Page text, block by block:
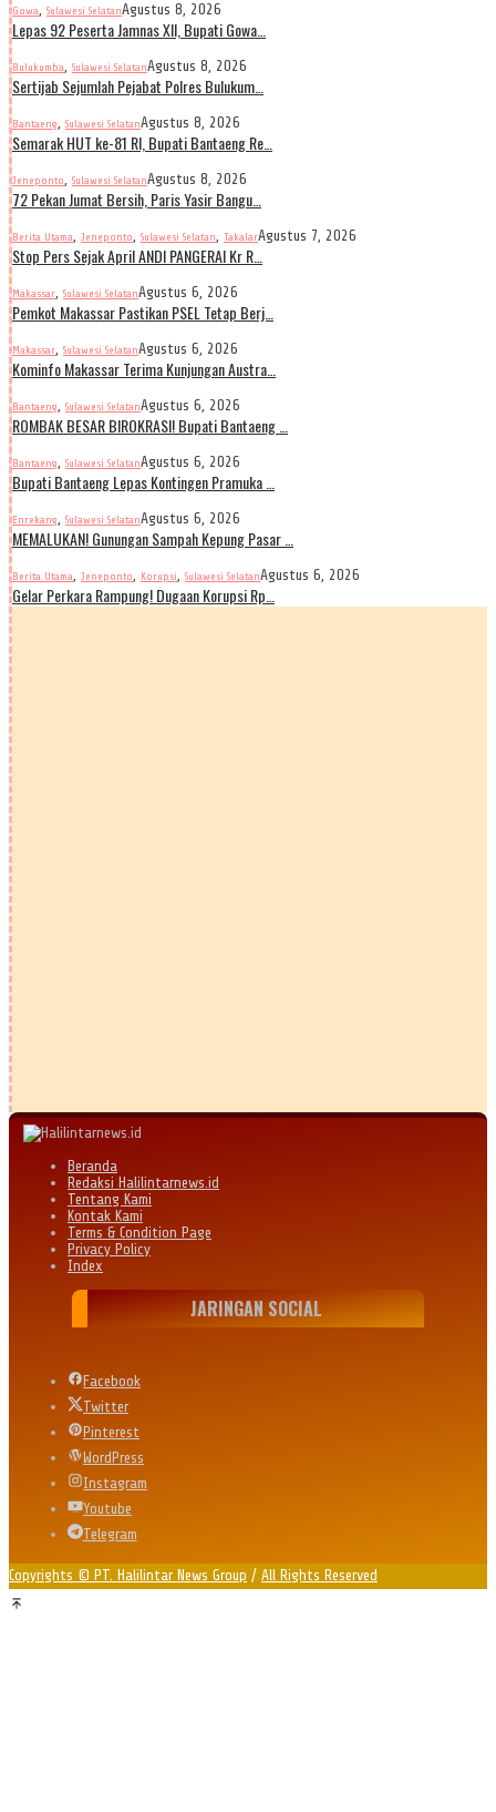
Gowa, Sulawesi SelatanAgustus 8, 2026
Lepas 92 Peserta Jamnas XII, Bupati Gowa…
Bulukumba, Sulawesi SelatanAgustus 8, 2026
Sertijab Sejumlah Pejabat Polres Bulukum…
Bantaeng, Sulawesi SelatanAgustus 8, 2026
Semarak HUT ke-81 RI, Bupati Bantaeng Re…
Jeneponto, Sulawesi SelatanAgustus 8, 2026
72 Pekan Jumat Bersih, Paris Yasir Bangu…
Berita Utama, Jeneponto, Sulawesi Selatan, TakalarAgustus 7, 2026
Stop Pers Sejak April ANDI PANGERAI Kr R…
Makassar, Sulawesi SelatanAgustus 6, 2026
Pemkot Makassar Pastikan PSEL Tetap Berj…
Makassar, Sulawesi SelatanAgustus 6, 2026
Kominfo Makassar Terima Kunjungan Austra…
Bantaeng, Sulawesi SelatanAgustus 6, 2026
ROMBAK BESAR BIROKRASI! Bupati Bantaeng …
Bantaeng, Sulawesi SelatanAgustus 6, 2026
Bupati Bantaeng Lepas Kontingen Pramuka …
Enrekang, Sulawesi SelatanAgustus 6, 2026
MEMALUKAN! Gunungan Sampah Kepung Pasar …
Berita Utama, Jeneponto, Korupsi, Sulawesi SelatanAgustus 6, 2026
Gelar Perkara Rampung! Dugaan Korupsi Rp…
Beranda
Redaksi Halilintarnews.id
Tentang Kami
Kontak Kami
Terms & Condition Page
Privacy Policy
Index
JARINGAN SOCIAL
Facebook
Twitter
Pinterest
WordPress
Instagram
Youtube
Telegram
Copyrights © PT. Halilintar News Group / All Rights Reserved